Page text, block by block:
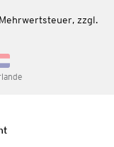
zzgl.